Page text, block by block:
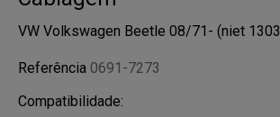
VW Volkswagen Beetle 08/71- (niet
Referência 0691-7273
Compatibilidade: